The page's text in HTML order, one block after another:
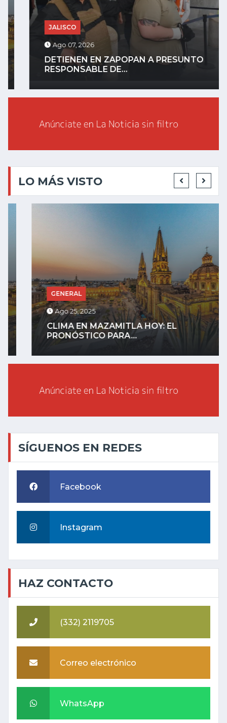
JALISCO
Ago 07, 2026
DETIENEN EN ZAPOPAN A PRESUNTO
RESPONSABLE DE...
LO MÁS VISTO
GENERAL
Ago 25, 2025
CLIMA EN MAZAMITLA HOY: EL
PRONÓSTICO PARA...
SÍGUENOS EN REDES
Facebook
Instagram
HAZ CONTACTO
(332) 2119705
Correo electrónico
WhatsApp